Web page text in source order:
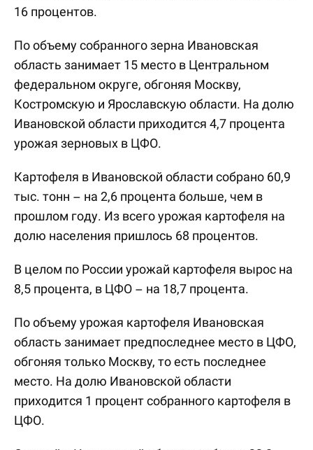
16 процентов.
По объему собранного зерна Ивановская
область занимает 15 место в Центральном
федеральном округе, обгоняя Москву,
Костромскую и Ярославскую области. На долю
Ивановской области приходится 4,7 процента
урожая зерновых в ЦФО.
Картофеля в Ивановской области собрано 60,9
тыс. тонн – на 2,6 процента больше, чем в
прошлом году. Из всего урожая картофеля на
долю населения пришлось 68 процентов.
В целом по России урожай картофеля вырос на
8,5 процента, в ЦФО – на 18,7 процента.
По объему урожая картофеля Ивановская
область занимает предпоследнее место в ЦФО,
обгоняя только Москву, то есть последнее
место. На долю Ивановской области
приходится 1 процент собранного картофеля в
ЦФО.